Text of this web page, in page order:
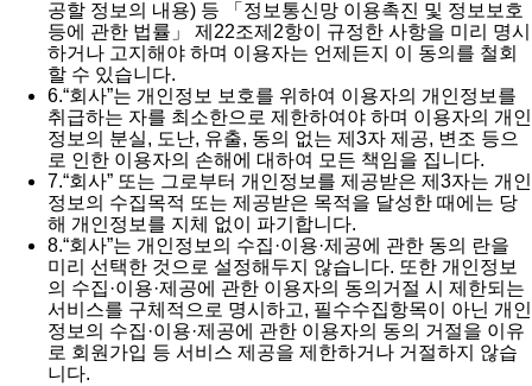
공할 정보의 내용) 등 「정보통신망 이용촉진 및 정보보호
등에 관한 법률」 제22조제2항이 규정한 사항을 미리 명시
하거나 고지해야 하며 이용자는 언제든지 이 동의를 철회
할 수 있습니다.
6.“회사”는 개인정보 보호를 위하여 이용자의 개인정보를
취급하는 자를 최소한으로 제한하여야 하며 이용자의 개인
정보의 분실, 도난, 유출, 동의 없는 제3자 제공, 변조 등으
로 인한 이용자의 손해에 대하여 모든 책임을 집니다.
7.“회사” 또는 그로부터 개인정보를 제공받은 제3자는 개인
정보의 수집목적 또는 제공받은 목적을 달성한 때에는 당
해 개인정보를 지체 없이 파기합니다.
8.“회사”는 개인정보의 수집·이용·제공에 관한 동의 란을
미리 선택한 것으로 설정해두지 않습니다. 또한 개인정보
의 수집·이용·제공에 관한 이용자의 동의거절 시 제한되는
서비스를 구체적으로 명시하고, 필수수집항목이 아닌 개인
정보의 수집·이용·제공에 관한 이용자의 동의 거절을 이유
로 회원가입 등 서비스 제공을 제한하거나 거절하지 않습
니다.